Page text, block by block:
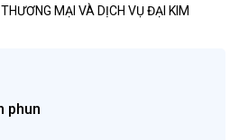
MẠI VÀ DỊCH VỤ ĐẠI KIM
phun